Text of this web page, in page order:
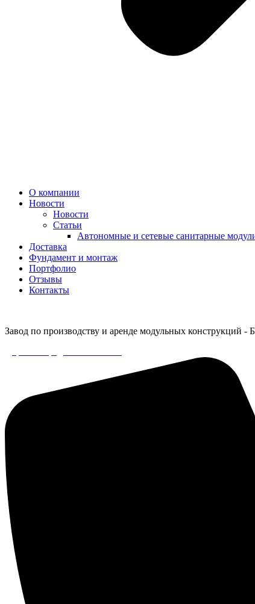
О компании
Новости
Новости
Статьи
Автономные и сетевые санитарные
Доставка
Фундамент и монтаж
Портфолио
Отзывы
Контакты
Завод по производству и аренде модульных конструкций -